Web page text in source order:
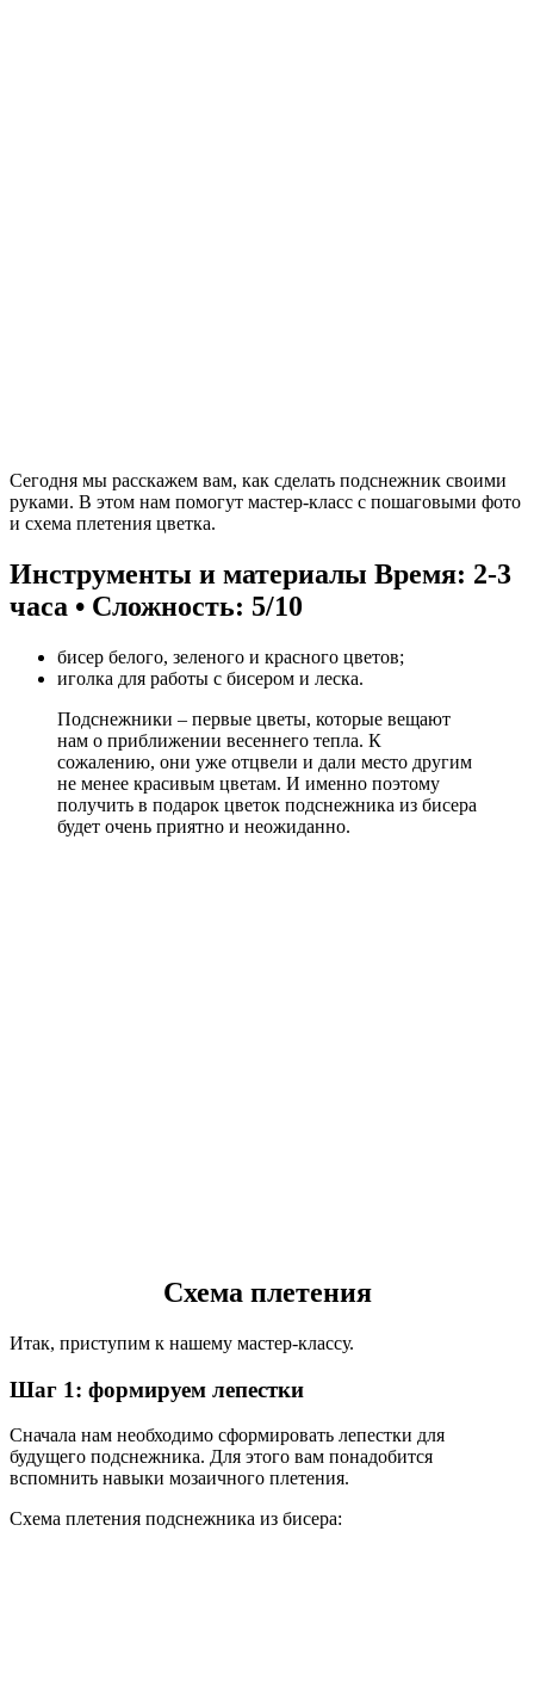
Сегодня мы расскажем вам, как сделать подснежник своими
руками. В этом нам помогут мастер-класс с пошаговыми фото
и схема плетения цветка.
Инструменты и материалы Время: 2-3
часа • Сложность: 5/10
бисер белого, зеленого и красного цветов;
иголка для работы с бисером и леска.
Подснежники – первые цветы, которые вещают
нам о приближении весеннего тепла. К
сожалению, они уже отцвели и дали место другим
не менее красивым цветам. И именно поэтому
получить в подарок цветок подснежника из бисера
будет очень приятно и неожиданно.
Схема плетения
Итак, приступим к нашему мастер-классу.
Шаг 1: формируем лепестки
Сначала нам необходимо сформировать лепестки для
будущего подснежника. Для этого вам понадобится
вспомнить навыки мозаичного плетения.
Схема плетения подснежника из бисера: